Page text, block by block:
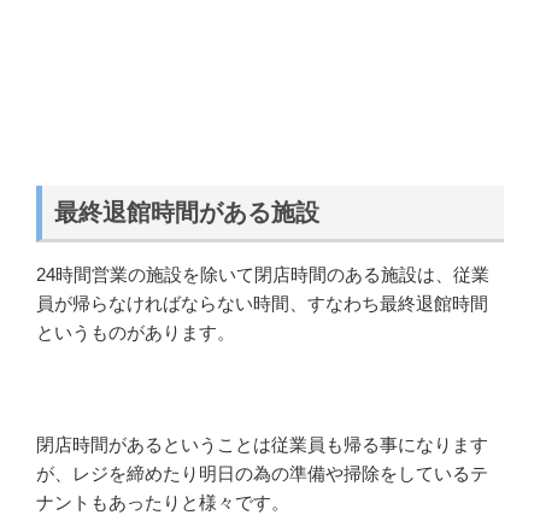
最終退館時間がある施設
24時間営業の施設を除いて閉店時間のある施設は、従業
員が帰らなければならない時間、すなわち最終退館時間
というものがあります。
閉店時間があるということは従業員も帰る事になります
が、レジを締めたり明日の為の準備や掃除をしているテ
ナントもあったりと様々です。